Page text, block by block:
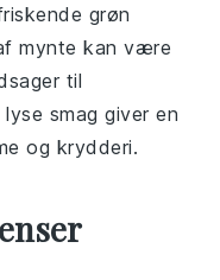
grøn
mynte kan være
til
smag giver en
og krydderi.